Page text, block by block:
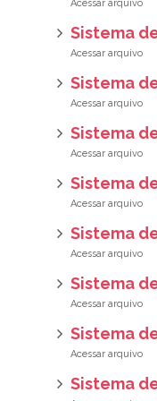
Sistema
Sistema
Sistema
Sistema
Sistema
Sistema
Sistema
Sistema